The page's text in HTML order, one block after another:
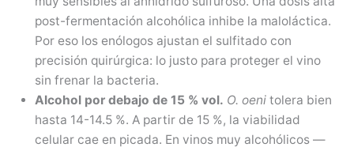
post-fermentación alcohólica inhibe la maloláctica.
Por eso los enólogos ajustan el sulfitado con
precisión quirúrgica: lo justo para proteger el vino
sin frenar la bacteria.
Alcohol por debajo de 15 % vol. O. oenitolera bien
hasta 14-14.5 %. A partir de 15 %, la viabilidad
celular cae en picada. En vinos muy alcohólicos —